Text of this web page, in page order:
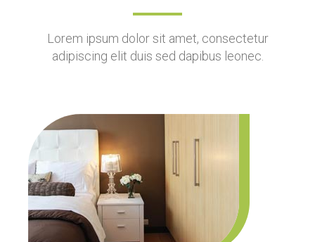
Lorem ipsum dolor sit amet, consectetur
adipiscing elit duis sed dapibus leonec.